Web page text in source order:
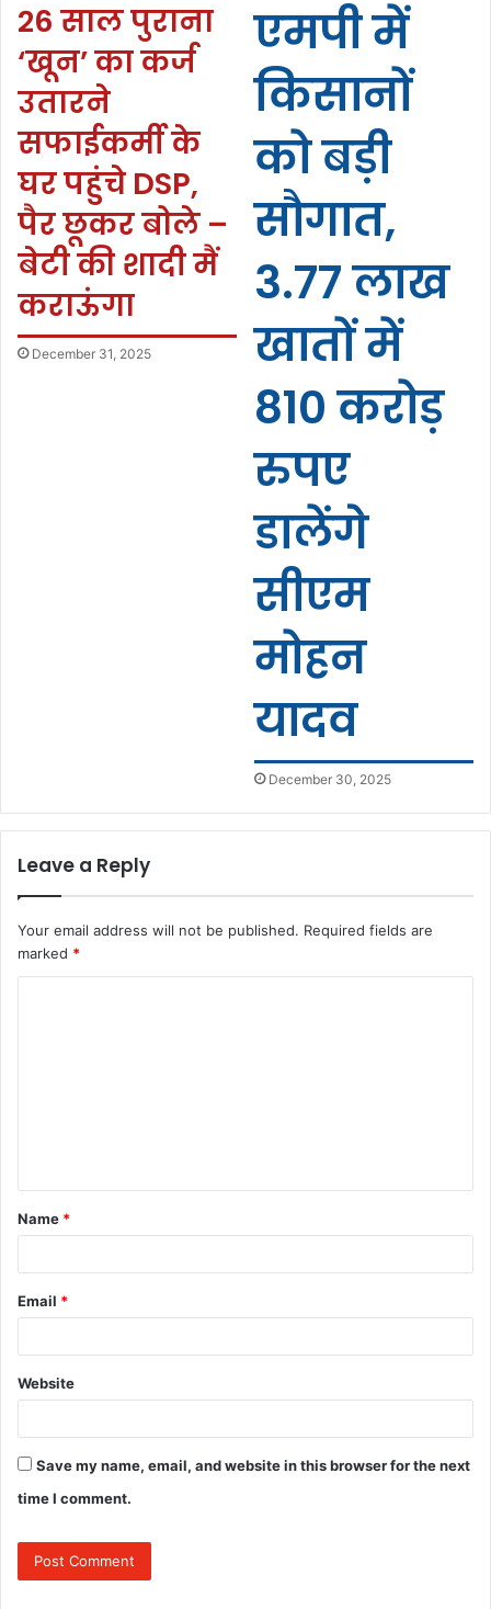
26 साल पुराना
‘खून’ का कर्ज
उतारने
सफाईकर्मी के
घर पहुंचे DSP,
पैर छूकर बोले –
बेटी की शादी मैं
कराऊंगा
December 31, 2025
एमपी में
किसानों
को बड़ी
सौगात,
3.77 लाख
खातों में
810 करोड़
रुपए
डालेंगे
सीएम
मोहन
यादव
December 30, 2025
Leave a Reply
Your email address will not be published. Required fields are
marked *
t
*
Name *
Email *
Website
Save my name, email, and website in this browser for the next
time I comment.